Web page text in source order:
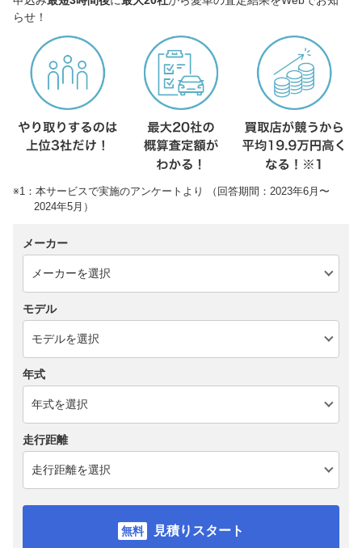
らせ！
※1：本サービスで実施のアンケートより （回答期間：2023年6月〜
2024年5月）
メーカー
モデル
年式
走行距離
見積りスタート